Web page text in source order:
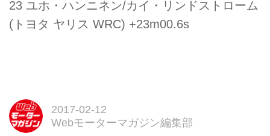
23 ユホ・ハンニネン/カイ・リンドストローム
(トヨタ ヤリス WRC) +23m00.6s
2017-02-12
Webモーターマガジン編集部